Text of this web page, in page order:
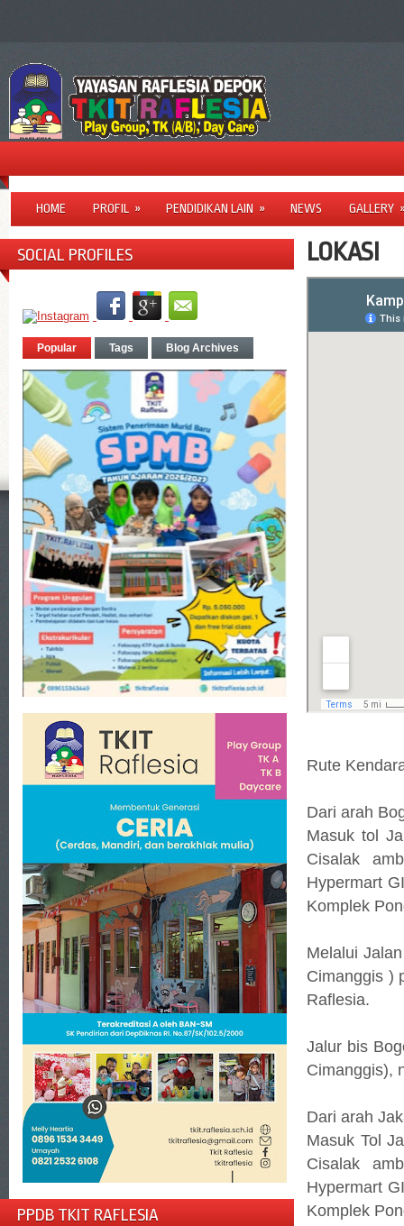
HOME PROFIL » PENDIDIKAN LAIN » NEWS GALLERY
SOCIAL PROFILES
Popular Tags Blog Archives
PPDB TKIT RAFLESIA
LOKASI
Rute
Dari arah
Masuk tol
Cisalak
Hypermart
Komplek
Melalui
Cimanggis )
Raflesia.
Jalur bis
Cimanggis),
Dari arah
Masuk Tol
Cisalak
Hypermart
Komplek